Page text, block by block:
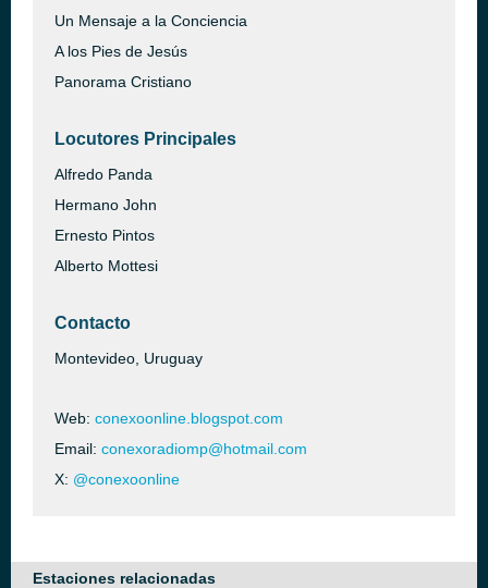
Un Mensaje a la Conciencia
A los Pies de Jesús
Panorama Cristiano
Locutores Principales
Alfredo Panda
Hermano John
Ernesto Pintos
Alberto Mottesi
Contacto
Montevideo, Uruguay
Web: conexoonline.blogspot.com
Email: conexoradiomp@hotmail.com
X: @conexoonline
Estaciones relacionadas